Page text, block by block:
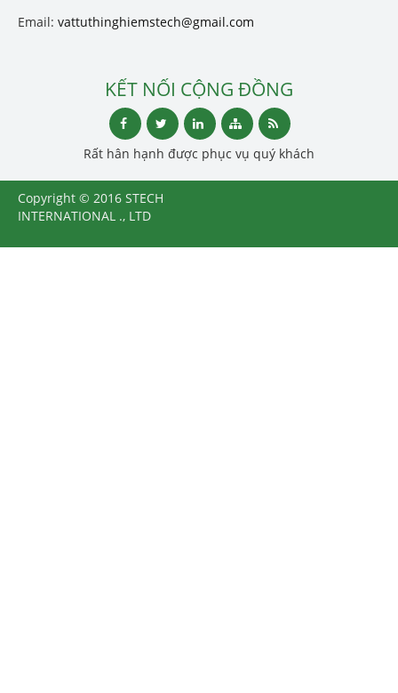
Email: vattuthinghiemstech@gmail.com
KẾT NỐI CỘNG ĐỒNG
Rất hân hạnh được phục vụ quý khách
Copyright © 2016 STECH
INTERNATIONAL ., LTD